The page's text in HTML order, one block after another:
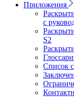
Приложения
с
S2
Список